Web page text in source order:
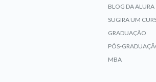
BLOG DA ALURA
SUGIRA UM
GRADUAÇÃO
PÓS-
MBA